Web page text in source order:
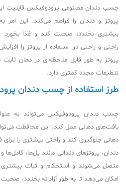
چسب دندان مصنوعی پرودوفیکس قابلیت
پروتز و دندان را فراهم می‌کند. این امر
بیشتری بخندد، صحبت کند و غذا بخورد.
راحتی و راحتی در استفاده از پروتز را
پروتز به طور قابل ملاحظه‌ای در دهان
تنظیمات مجدد کمتری دارد.
طرز استفاده از چسب دندان
چسب دندان پرودوفیکس می‌تواند به
بافت‌های دهانی عمل کند. این محافظت
دهانی جلوگیری کند و راحتی بیشتری را
دندان، پروتزهای دندانی مانند پل‌ها،
متصل می‌شوند و استحکام و ثبات بیشتری
امکان می‌دهد تا به طور آزادانه بخندد،